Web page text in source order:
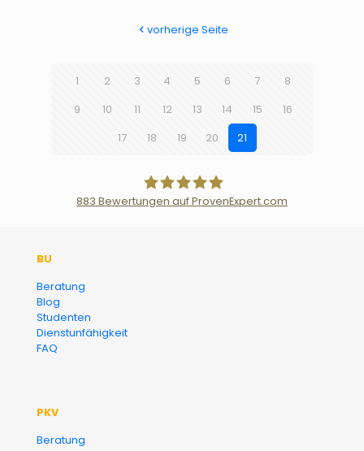
vorherige Seite
1 2 3 4 5 6 7
8
9
10 11 12 13 14 15
16
17
18 19 20 21
883 Bewertungen auf ProvenExpert.com
BU
Beratung
Blog
Studenten
Dienstunfähigkeit
FAQ
PKV
Beratung